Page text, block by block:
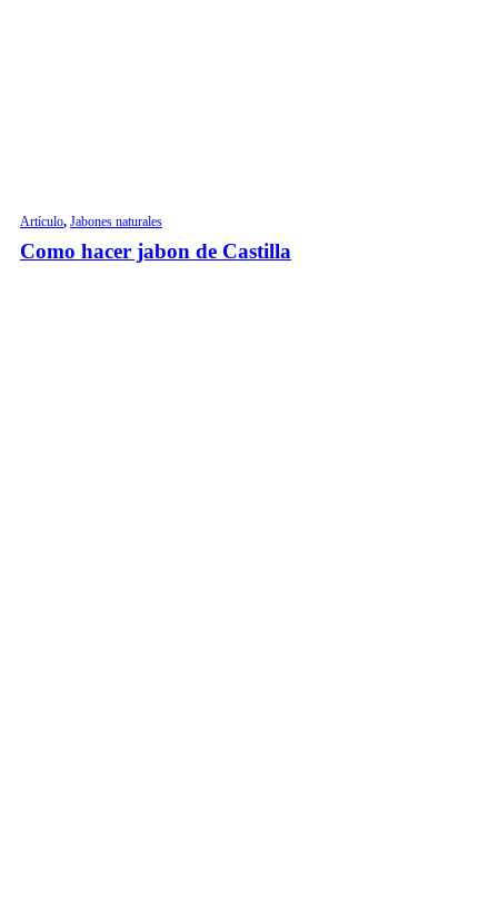
Artículo, Jabones naturales
Como hacer jabon de Castilla